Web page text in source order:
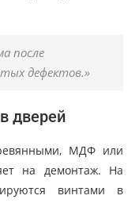
после
дефектов.»
дверей
МДФ или
на демонтаж. На
винтами в